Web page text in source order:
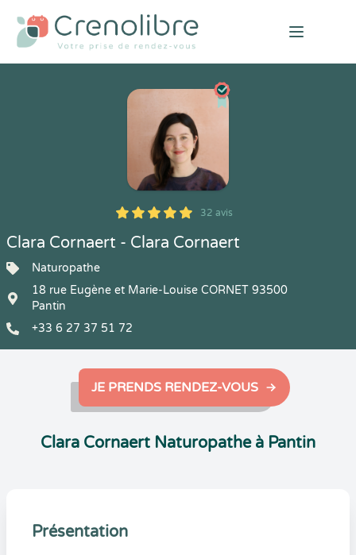
Open
5
1
5
32 32 avis
Clara Cornaert - Clara Cornaert
Naturopathe
18 rue Eugène et Marie-Louise CORNET 93500
Pantin
+33 6 27 37 51 72
JE PRENDS RENDEZ-VOUS
Clara Cornaert Naturopathe à Pantin
Présentation